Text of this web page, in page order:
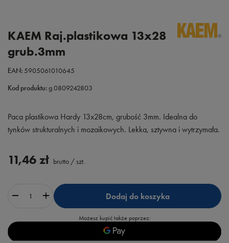
KAEM Raj.plastikowa 13x28
grub.3mm
EAN:5905061010645
Kod produktu:g.0809242803
Paca plastikowa Hardy 13x28cm, grubość 3mm. Idealna do
tynków strukturalnych i mozaikowych. Lekka, sztywna i wytrzymała.
11,46 zł brutto / szt.
Dodaj do koszyka
Możesz kupić także poprzez: